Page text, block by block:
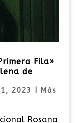
Fila»
de
2023
Más
Rosana